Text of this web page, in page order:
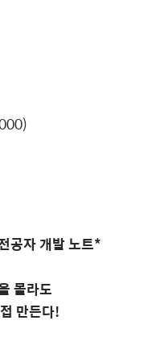
공자 개발 노트*
몰라도
만든다!